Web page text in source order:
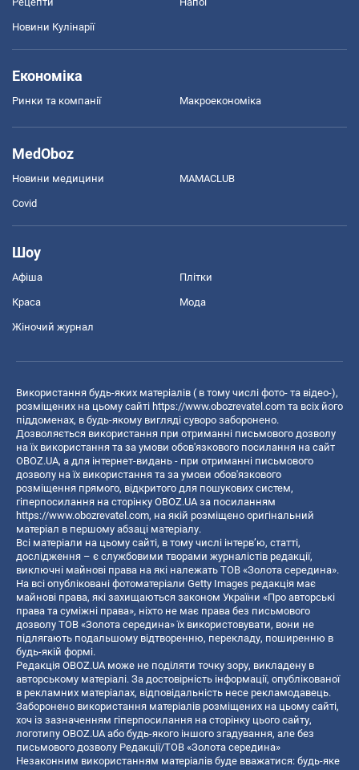
Новини Кулінарії
Економіка
Ринки та компанії Макроекономіка
MedOboz
Новини медицини MAMACLUB
Covid
Шоу
Афіша Плітки
Краса Мода
Жіночий журнал
Використання будь-яких матеріалів ( в тому числі фото- та відео-),
розміщених на цьому сайті https://www.obozrevatel.com та всіх його
піддоменах, в будь-якому вигляді суворо заборонено.
Дозволяється використання при отриманні письмового дозволу
на їх використання та за умови обов'язкового посилання на сайт
OBOZ.UA, а для інтернет-видань - при отриманні письмового
дозволу на їх використання та за умови обов'язкового
розміщення прямого, відкритого для пошукових систем,
гіперпосилання на сторінку OBOZ.UA за посиланням
https://www.obozrevatel.com, на якій розміщено оригінальний
матеріал в першому абзаці матеріалу.
Всі матеріали на цьому сайті, в тому числі інтерв’ю, статті,
дослідження – є службовими творами журналістів редакції,
виключні майнові права на які належать ТОВ «Золота середина».
На всі опубліковані фотоматеріали Getty Images редакція має
майнові права, які захищаються законом України «Про авторські
права та суміжні права», ніхто не має права без письмового
дозволу ТОВ «Золота середина» їх використовувати, вони не
підлягають подальшому відтворенню, перекладу, поширенню в
будь-якій формі.
Редакція OBOZ.UA може не поділяти точку зору, викладену в
авторському матеріалі. За достовірність інформації, опублікованої
в рекламних матеріалах, відповідальність несе рекламодавець.
Заборонено використання матеріалів розміщених на цьому сайті,
хоч із зазначенням гіперпосилання на сторінку цього сайту,
логотипу OBOZ.UA або будь-якого іншого згадування, але без
письмового дозволу Редакції/ТОВ «Золота середина»
Незаконним використанням матеріалів буде вважатися: будь-яке